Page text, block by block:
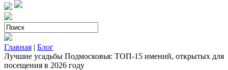
Главная | Блог
Лучшие усадьбы Подмосковья: ТОП-15 имений, открытых для
посещения в 2026 году